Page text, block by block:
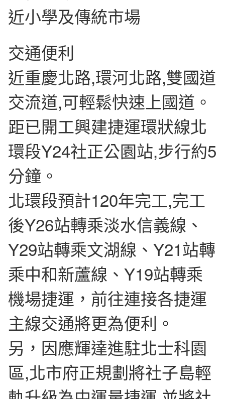
近小學及傳統市場
交通便利
近重慶北路,環河北路,雙國道
交流道,可輕鬆快速上國道。
距已開工興建捷運環狀線北
環段Y24社正公園站,步行約5
分鐘。
北環段預計120年完工,完工
後Y26站轉乘淡水信義線、
Y29站轉乘文湖線、Y21站轉
乘中和新蘆線、Y19站轉乘
機場捷運，前往連接各捷運
主線交通將更為便利。
另，因應輝達進駐北士科園
區,北市府正規劃將社子島輕